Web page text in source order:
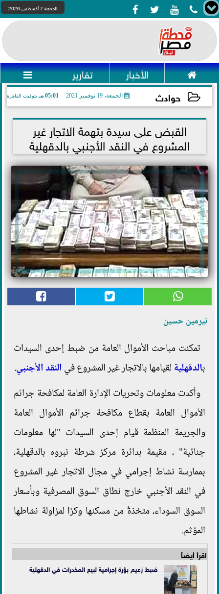
    الجمعة 7 أغسطس 2026
 الأخبار تقارير 
حوادث الجمعة، 19 نوفمبر 2021 05:01 مـ بتوقيت القاهرة
2021-11-19 17:01:59القبض على سيدة بتهمة الاتجار غير
المشروع في النقد الأجنبي بالدقهلية
نيرمين حسين
تمكنت مباحث الأموال العامة من ضبط إحدى السيدات
بالدقهلية لقيامها بالاتجار غير المشروع فيالنقد الأجنبي.
وأكدت معلومات وتحريات الإدارة العامة لمكافحة جرائم
الأموال العامة بقطاع مكافحة جرائم الأموال العامة
والجريمة المنظمة قيام إحدى السيدات "لها معلومات
جنائية" ، مقيمة بدائرة مركز شرطة نبروه بالدقهلية،
بممارسة نشاط إجرامي في مجال الاتجار غير المشروع
في النقد الأجنبي خارج نطاق السوق المصرفية وبأسعار
السوق السوداء، متخذةً من مسكنها وكرًا لمزاولة نشاطها
المؤثم.
اقرأ أيضاً
ضبط زعيم بؤرة إجرامية لبيع المخدرات في الدقهلية